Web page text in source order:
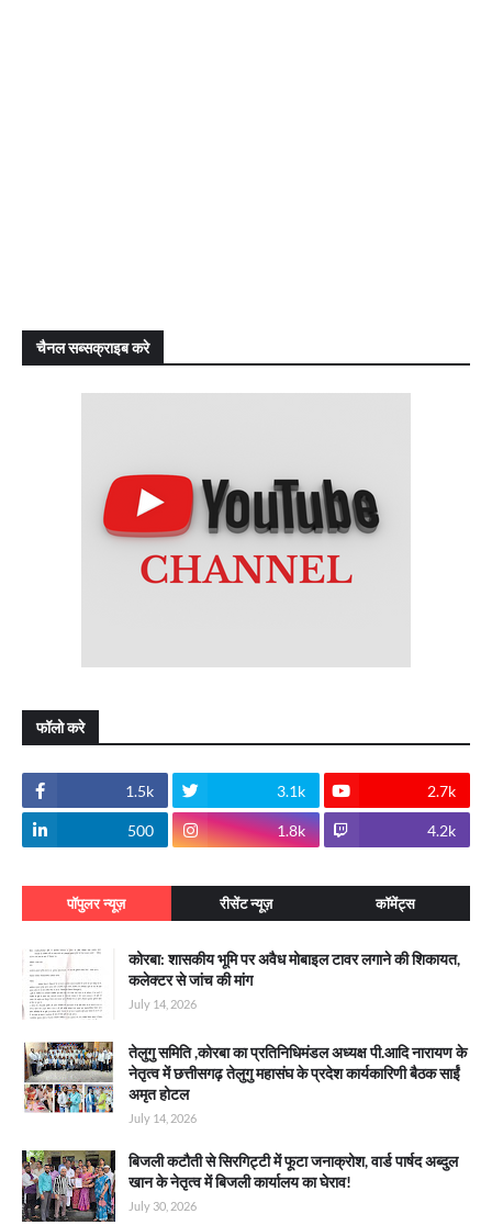
चैनल सब्सक्राइब करे
फॉलो करे
1.5k 3.1k 2.7k
500 1.8k 4.2k
पॉपुलर न्यूज़ रीसेंट न्यूज़ कॉमेंट्स
कोरबा: शासकीय भूमि पर अवैध मोबाइल टावर लगाने की शिकायत,
कलेक्टर से जांच की मांग
July 14, 2026
तेलुगु समिति ,कोरबा का प्रतिनिधिमंडल अध्यक्ष पी.आदि नारायण के
नेतृत्व में छत्तीसगढ़ तेलुगु महासंघ के प्रदेश कार्यकारिणी बैठक साईं
अमृत होटल
July 14, 2026
बिजली कटौती से सिरगिट्टी में फूटा जनाक्रोश, वार्ड पार्षद अब्दुल
खान के नेतृत्व में बिजली कार्यालय का घेराव!
July 30, 2026